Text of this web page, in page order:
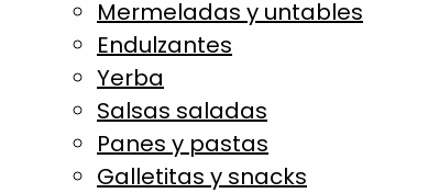
Mermeladas y untables
Endulzantes
Yerba
Salsas saladas
Panes y pastas
Galletitas y snacks